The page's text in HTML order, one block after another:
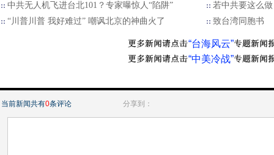
中共无人机飞进台北101？专家曝惊人“陷阱”
若中共要这么
“川普川普 我好难过” 嘲讽北京的神曲火了
致台湾同胞书
“台海风云”
“中美冷战”
当前新闻共有0条评论 分享到：